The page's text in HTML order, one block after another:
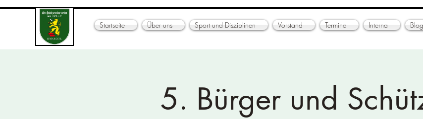
Startseite Über uns Sport und Disziplinen Vorstand Termine Interna Blog
5. Bürger und